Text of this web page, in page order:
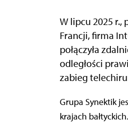
W lipcu 2025 r.,
Francji, firma
połączyła
odległości
zabieg
Grupa Synektik jest wyłącznym dystrybutorem tych systemów w Polsce, Czechach, Słowacji i
krajach bałtyckich.